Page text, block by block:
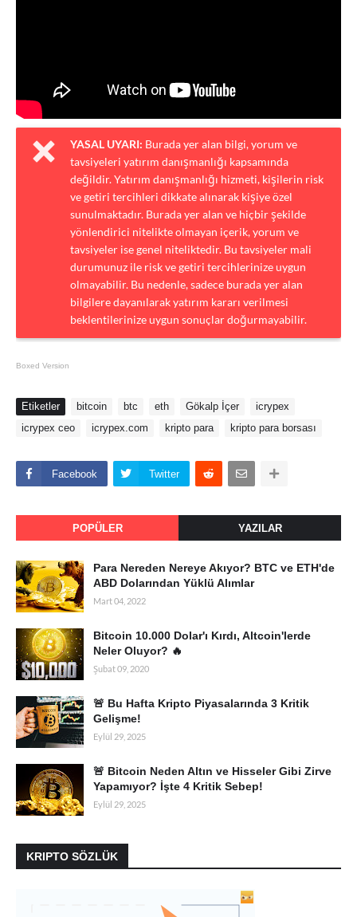
YASAL UYARI: Burada yer alan bilgi, yorum ve
tavsiyeleri yatırım danışmanlığı kapsamında
değildir. Yatırım danışmanlığı hizmeti, kişilerin risk
ve getiri tercihleri dikkate alınarak kişiye özel
sunulmaktadır. Burada yer alan ve hiçbir şekilde
yönlendirici nitelikte olmayan içerik, yorum ve
tavsiyeler ise genel niteliktedir. Bu tavsiyeler mali
durumunuz ile risk ve getiri tercihlerinize uygun
olmayabilir. Bu nedenle, sadece burada yer alan
bilgilere dayanılarak yatırım kararı verilmesi
beklentilerinize uygun sonuçlar doğurmayabilir.
Boxed Version
Etiketler bitcoin btc eth Gökalp İçer
icrypex
icrypex ceo
icrypex.com kripto para kripto para borsası
Facebook Twitter
POPÜLER YAZILAR
Para Nereden Nereye Akıyor? BTC ve ETH'de
ABD Dolarından Yüklü Alımlar
Mart 04, 2022
Bitcoin 10.000 Dolar'ı Kırdı, Altcoin'lerde
Neler Oluyor? 🔥
Şubat 09, 2020
🚨 Bu Hafta Kripto Piyasalarında 3 Kritik
Gelişme!
Eylül 29, 2025
🚨 Bitcoin Neden Altın ve Hisseler Gibi Zirve
Yapamıyor? İşte 4 Kritik Sebep!
Eylül 29, 2025
KRIPTO SÖZLÜK